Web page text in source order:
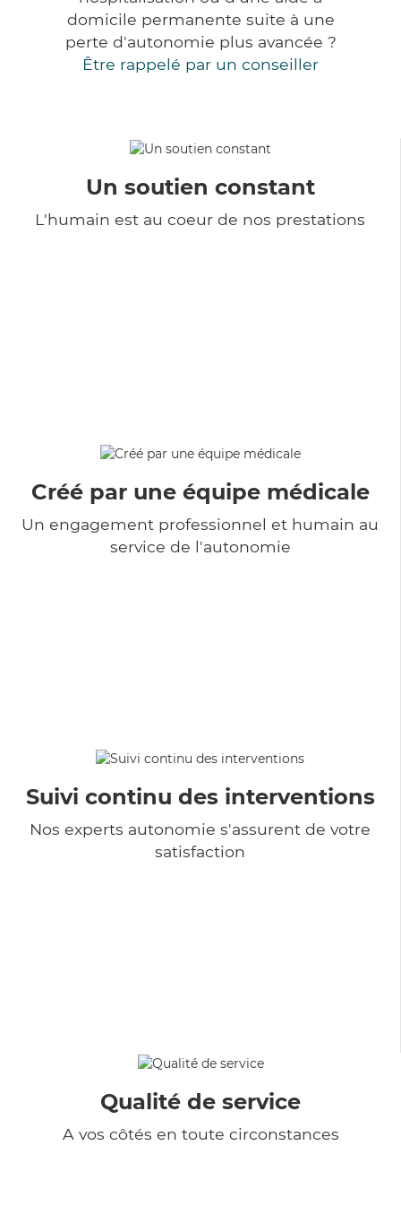
domicile permanente suite à une
perte d'autonomie plus avancée ?
Être rappelé par un conseiller
Un soutien constant
L'humain est au coeur de nos prestations
Créé par une équipe médicale
Un engagement professionnel et humain au
service de l'autonomie
Suivi continu des interventions
Nos experts autonomie s'assurent de votre
satisfaction
Qualité de service
A vos côtés en toute circonstances